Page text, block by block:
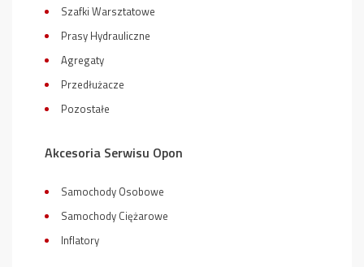
Szafki Warsztatowe
Prasy Hydrauliczne
Agregaty
Przedłużacze
Pozostałe
Akcesoria Serwisu Opon
Samochody Osobowe
Samochody Ciężarowe
Inflatory